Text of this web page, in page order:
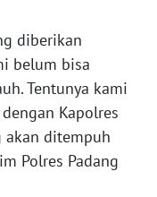
diberikan
belum bisa
Tentunya kami
Kapolres
akan ditempuh
Polres Padang